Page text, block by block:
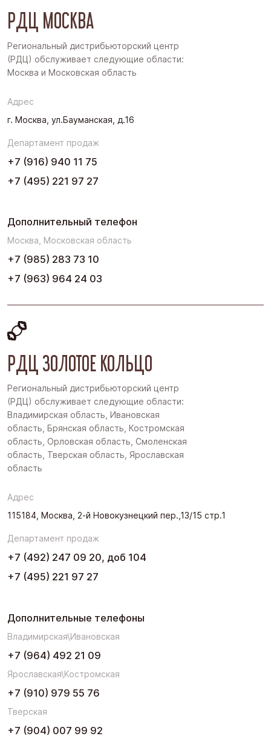
Дальний Восток
Поволжье
Урал
РДЦ МОСКВА
Региональный дистрибьюторский центр
(РДЦ) обслуживает следующие области:
Москва и Московская область
Адрес
г. Москва, ул.Бауманская, д.16
Департамент продаж
+7 (916) 940 11 75
+7 (495) 221 97 27
Дополнительный телефон
Москва, Московская область
+7 (985) 283 73 10
+7 (963) 964 24 03
РДЦ ЗОЛОТОЕ КОЛЬЦО
Региональный дистрибьюторский центр
(РДЦ) обслуживает следующие области:
Владимирская область, Ивановская
область, Брянская область, Костромская
область, Орловская область, Смоленская
область, Тверская область, Ярославская
область
Адрес
115184, Москва, 2-й Новокузнецкий пер.,13/15 стр.1
Департамент продаж
+7 (492) 247 09 20, доб 104
+7 (495) 221 97 27
Дополнительные телефоны
Владимирская\Ивановская
+7 (964) 492 21 09
Ярославская\Костромская
+7 (910) 979 55 76
Тверская
+7 (904) 007 99 92